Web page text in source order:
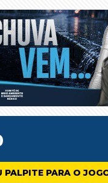
PALPITE PARA O